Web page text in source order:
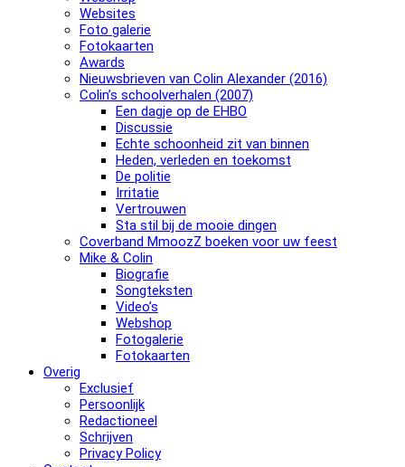
Websites
Foto galerie
Fotokaarten
Awards
Nieuwsbrieven van Colin Alexander (2016)
Colin’s schoolverhalen (2007)
Een dagje op de EHBO
Discussie
Echte schoonheid zit van binnen
Heden, verleden en toekomst
De politie
Irritatie
Vertrouwen
Sta stil bij de mooie dingen
Coverband MmoozZ boeken voor uw feest
Mike & Colin
Biografie
Songteksten
Video’s
Webshop
Fotogalerie
Fotokaarten
Overig
Exclusief
Persoonlijk
Redactioneel
Schrijven
Privacy Policy